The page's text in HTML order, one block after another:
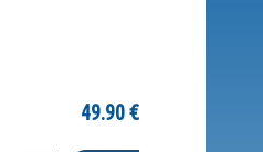
49.90€